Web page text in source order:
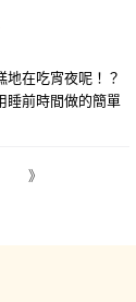
在吃宵夜呢！？
睡前時間做的簡單
》